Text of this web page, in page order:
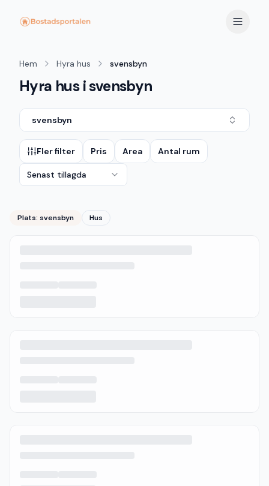
Hem Hyra hus svensbyn
Hyra hus i svensbyn
svensbyn
Fler filter Pris Area Antal rum
Senast tillagda
Plats: svensbyn Hus